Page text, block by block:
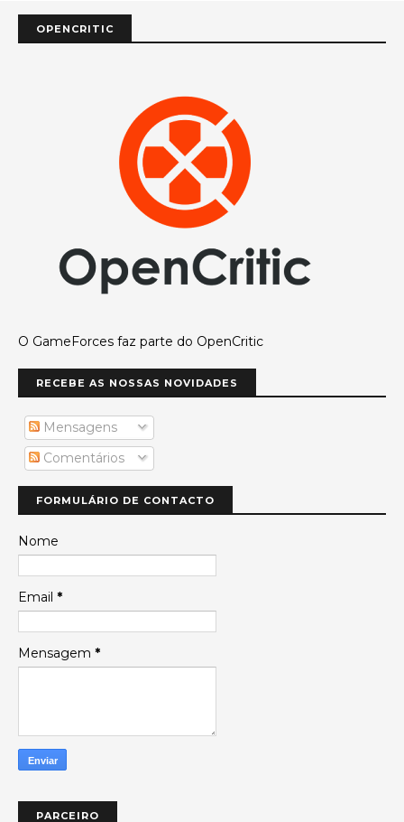
OPENCRITIC
O GameForces faz parte do OpenCritic
RECEBE AS NOSSAS NOVIDADES
Mensagens
Comentários
FORMULÁRIO DE CONTACTO
Nome
Email *
Mensagem *
PARCEIRO